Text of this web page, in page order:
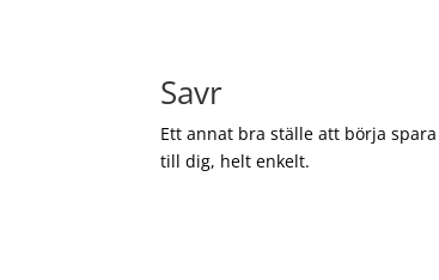
Savr
Ett annat bra ställe att börja
till dig, helt enkelt.